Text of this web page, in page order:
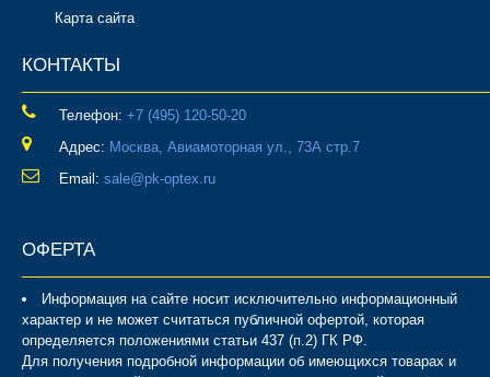
Карта сайта
КОНТАКТЫ
Телефон: ‎+7 (495) 120-50-20
Адрес: Москва, Авиамоторная ул., 73А стр.7
Email: sale@pk-optex.ru
ОФЕРТА
Информация на сайте носит исключительно информационный
характер и не может считаться публичной офертой, которая
определяется положениями статьи 437 (п.2) ГК РФ.
Для получения подробной информации об имеющихся товарах и